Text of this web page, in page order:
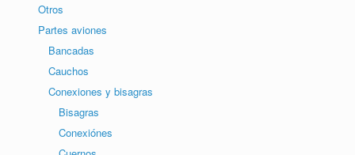
Otros
Partes aviones
Bancadas
Cauchos
Conexiones y bisagras
Bisagras
Conexiónes